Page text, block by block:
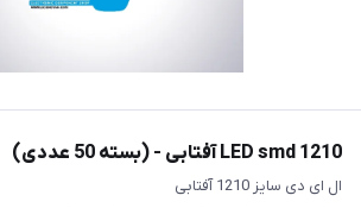
LED smd 1210 آفتابی - (بسته 50 عددی)
ال ای دی سایز 1210 آفتابی